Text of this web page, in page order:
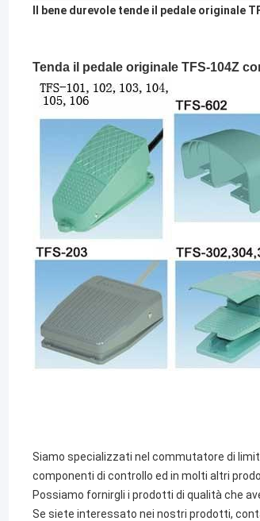
Il bene durevole tende il pedale originale
Tenda il pedale originale TFS-104Z
Siamo specializzati nel commutatore di
componenti di controllo ed in molti altri
Possiamo fornirgli i prodotti di qualità che
Se siete interessato nei nostri prodotti,